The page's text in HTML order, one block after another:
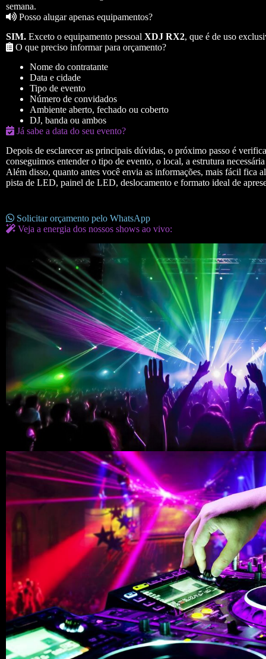
semana.
Posso alugar apenas equipamentos?
SIM. Exceto o equipamento pessoal XDJ RX2, que é de uso
O que preciso informar para orçamento?
Nome do contratante
Data e cidade
Tipo de evento
Número de convidados
Ambiente aberto, fechado ou coberto
DJ, banda ou ambos
Já sabe a data do seu evento?
Depois de esclarecer as principais dúvidas, o próximo passo é
conseguimos entender o tipo de evento, o local, a estrutura
Além disso, quanto antes você envia as informações, mais fácil fica
pista de LED, painel de LED, deslocamento e formato ideal de
Solicitar orçamento pelo WhatsApp
Veja a energia dos nossos shows ao vivo: